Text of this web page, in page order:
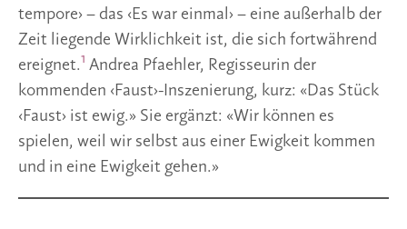
tempore› – das ‹Es war einmal› – eine außerhalb der
Zeit liegende Wirklichkeit ist, die sich fortwährend
ereignet.1 Andrea Pfaehler, Regisseurin der
kommenden ‹Faust›-Inszenierung, kurz: «Das Stück
‹Faust› ist ewig.» Sie ergänzt: «Wir können es
spielen, weil wir selbst aus einer Ewigkeit kommen
und in eine Ewigkeit gehen.»